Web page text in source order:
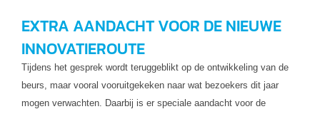
EXTRA AANDACHT VOOR DE NIEUWE
INNOVATIEROUTE
Tijdens het gesprek wordt teruggeblikt op de ontwikkeling van de
beurs, maar vooral vooruitgekeken naar wat bezoekers dit jaar
mogen verwachten. Daarbij is er speciale aandacht voor de